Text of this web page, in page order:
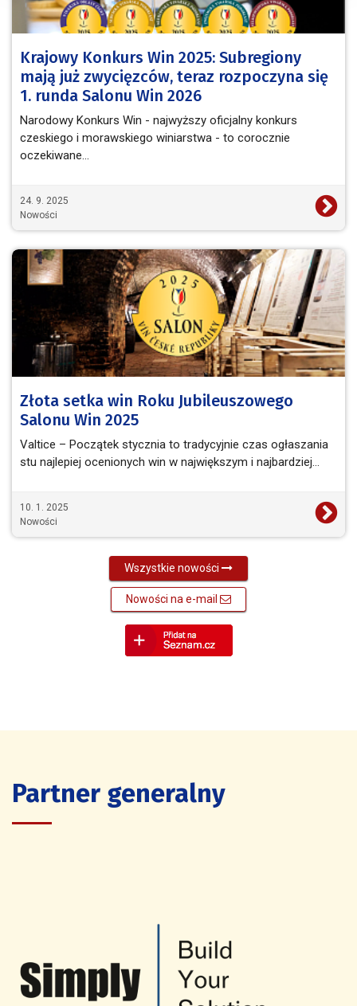
Krajowy Konkurs Win 2025: Subregiony
mają już zwycięzców, teraz rozpoczyna się
1. runda Salonu Win 2026
Narodowy Konkurs Win - najwyższy oficjalny konkurs
czeskiego i morawskiego winiarstwa - to corocznie
oczekiwane…
24. 9. 2025
Nowości
Złota setka win Roku Jubileuszowego
Salonu Win 2025
Valtice – Początek stycznia to tradycyjnie czas ogłaszania
stu najlepiej ocenionych win w największym i najbardziej…
10. 1. 2025
Nowości
Wszystkie nowości
Nowości na e-mail
Partner generalny